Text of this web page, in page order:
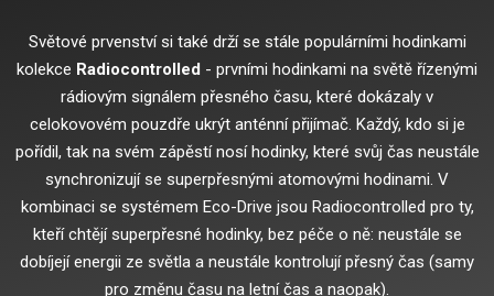
Světové prvenství si také drží se stále populárními hodinkami
kolekce Radiocontrolled - prvními hodinkami na světě řízenými
rádiovým signálem přesného času, které dokázaly v
celokovovém pouzdře ukrýt anténní přijímač. Každý, kdo si je
pořídil, tak na svém zápěstí nosí hodinky, které svůj čas neustále
synchronizují se superpřesnými atomovými hodinami. V
kombinaci se systémem Eco-Drive jsou Radiocontrolled pro ty,
kteří chtějí superpřesné hodinky, bez péče o ně: neustále se
dobíjejí energii ze světla a neustále kontrolují přesný čas (samy
pro změnu času na letní čas a naopak).